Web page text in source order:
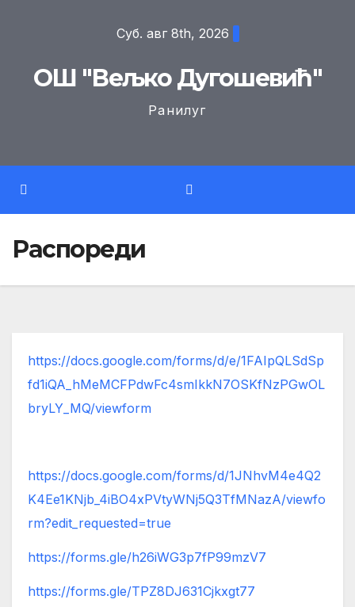
Суб. авг 8th, 2026
ОШ "Вељко Дугошевић"
Ранилуг
Распореди
https://docs.google.com/forms/d/e/1FAIpQLSdSp
fd1iQA_hMeMCFPdwFc4smIkkN7OSKfNzPGwOL
bryLY_MQ/viewform
https://docs.google.com/forms/d/1JNhvM4e4Q2
K4Ee1KNjb_4iBO4xPVtyWNj5Q3TfMNazA/viewfo
rm?edit_requested=true
https://forms.gle/h26iWG3p7fP99mzV7
https://forms.gle/TPZ8DJ631Cjkxgt77